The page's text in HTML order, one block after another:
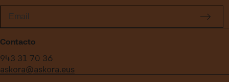
Contacto
943 31 70 36
askora@askora.eus